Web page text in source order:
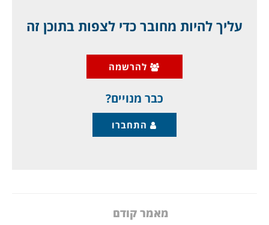
מועמדים פרוגרסיביים, הרי שזו עלולה להיות
מבחינתה הטעות הקשה ביותר, שתרסק את
המפלגה הזו, אולי אפילו לדור שלם, וזו הערכה
עליך להיות מחובר כדי לצפות בתוכן זה
להרשמה
כבר מנויים?
התחברו
מאמר קודם